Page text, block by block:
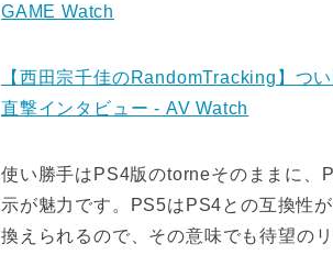
GAME Watch
【西田宗千佳のRandomTracking】つ
直撃インタビュー - AV Watch
使い勝手はPS4版のtorneそのままに、
示が魅力です。PS5はPS4との互換性
換えられるので、その意味でも待望のリ